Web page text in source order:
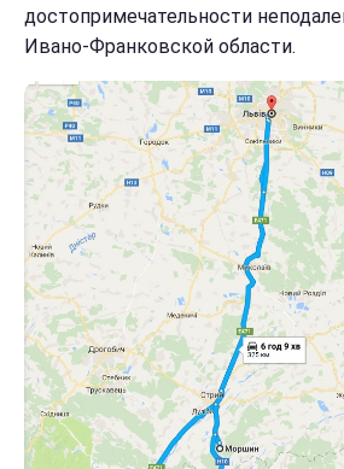
достопримечательности
Ивано-Франковской области.